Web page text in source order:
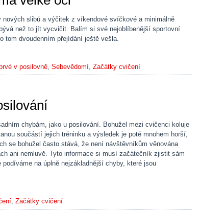
nových slibů a výčitek z víkendové svíčkové a minimálně
než to jít vycvičit. Balím si své nejoblíbenější sportovní
tom dvoudenním přejídání ještě vešla.
v posilovně, Sebevědomí, Začátky cvičení
chybám, jako u posilování. Bohužel mezi cvičenci koluje
součástí jejich tréninku a výsledek je poté mnohem horší,
se bohužel často stává, že není návštěvníkům věnována
ani nemluvě. Tyto informace si musí začátečník zjistit sám
na úplně nejzákladnější chyby, které jsou
, Začátky cvičení